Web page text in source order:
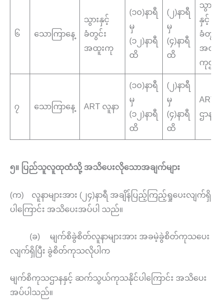
၆ သောကြာနေ့
သွားနှင့်
ခံတွင်း
အထူးကု
(၁၀)နာရီ
မှ
(၁၂)နာရီ
ထိ
(၂)နာရီ
မှ
(၄)နာရီ
ထိ
သွား
နှင့်
ခံတွင်
အထူး
ကုဌာ
၇ သောကြာနေ့ ART လူနာ
(၁၀)နာရီ
မှ
(၁၂)နာရီ
ထိ
(၂)နာရီ
မှ
(၄)နာရီ
ထိ
ART
ဌာန
၅။ ပြည်သူလူထုထံသို့ အသိပေးလိုသောအချက်များ
(က) လူနာများအား (၂၄)နာရီ အချိန်ပြည့်ကြည့်ရှုပေးလျက်ရှိ
ပါကြောင်း အသိပေးအပ်ပါ သည်။
(ခ) မျက်စိခွဲစိတ်လူနာများအား အခမဲ့ခွဲစိတ်ကုသပေး
လျက်ရှိပြီး ခွဲစိတ်ကုသလိုပါက
မျက်စိကုသဌာနနှင့် ဆက်သွယ်ကုသနိုင်ပါကြောင်း အသိပေး
အပ်ပါသည်။